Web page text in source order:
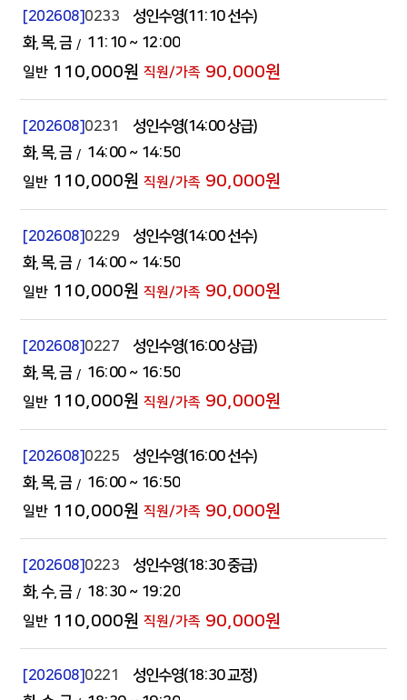
[202608]0233
성인수영(11:10 선수)
화 목 금 11:10 ~ 12:00
110,000원 90,000원
[202608]0231
성인수영(14:00 상급)
화 목 금 14:00 ~ 14:50
110,000원 90,000원
[202608]0229
성인수영(14:00 선수)
화 목 금 14:00 ~ 14:50
110,000원 90,000원
[202608]0227
성인수영(16:00 상급)
화 목 금 16:00 ~ 16:50
110,000원 90,000원
[202608]0225
성인수영(16:00 선수)
화 목 금 16:00 ~ 16:50
110,000원 90,000원
[202608]0223
성인수영(18:30 중급)
화 수 금 18:30 ~ 19:20
110,000원 90,000원
[202608]0221
성인수영(18:30 교정)